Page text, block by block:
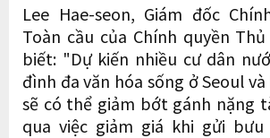
Lee Hae-seon, Giám đốc
Toàn cầu của Chính quyền
biết: "Dự kiến ​​nhiều cư dân
đình đa văn hóa sống ở Seoul
sẽ có thể giảm bớt gánh nặng
qua việc giảm giá khi gửi